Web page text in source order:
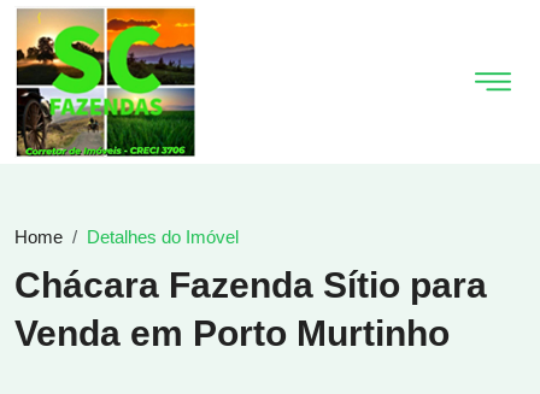
Home Detalhes do Imóvel
Chácara Fazenda Sítio para
Venda em Porto Murtinho